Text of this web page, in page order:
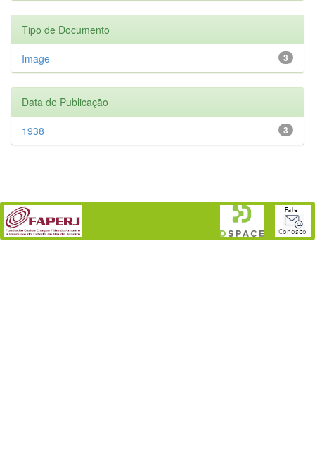
Tipo de Documento
3
Image
Data de Publicação
3
1938